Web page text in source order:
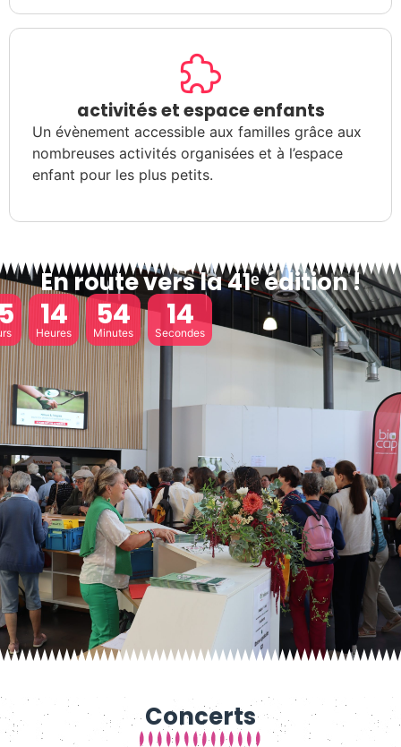
activités et espace enfants
Un évènement accessible aux familles grâce aux
nombreuses activités organisées et à l’espace
enfant pour les plus petits.
En route vers la 41ᵉ édition !
14
Heures 54
Minutes 13
Secondes
Concerts